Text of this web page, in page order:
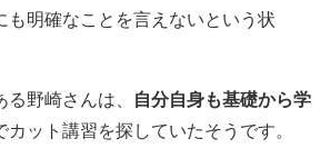
も明確なことを言えないという状
野崎さんは、
自分自身も基礎から学
カット講習を探していたそうです。